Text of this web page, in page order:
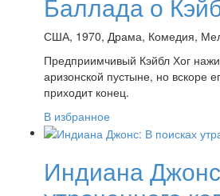
США, 1970, Драма, Комедия,
Предприимчивый Кэйбл Хог
аризонской пустыне, но вскоре
приходит конец.
В избранное
Индиана